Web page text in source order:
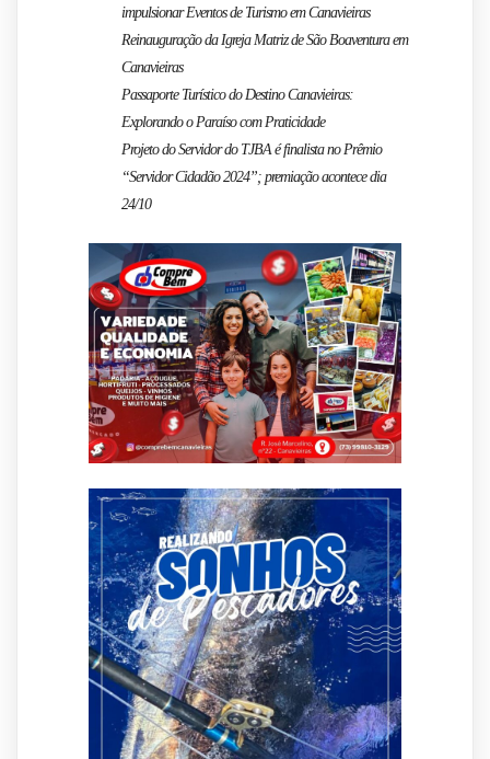
impulsionar Eventos de Turismo em Canavieiras
Reinauguração da Igreja Matriz de São Boaventura em
Canavieiras
Passaporte Turístico do Destino Canavieiras:
Explorando o Paraíso com Praticidade
Projeto do Servidor do TJBA é finalista no Prêmio
“Servidor Cidadão 2024”; premiação acontece dia
24/10